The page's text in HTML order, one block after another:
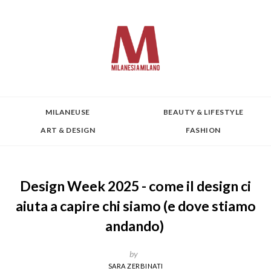
MILANEUSE
BEAUTY & LIFESTYLE
ART & DESIGN
FASHION
Design Week 2025 - come il design ci
aiuta a capire chi siamo (e dove stiamo
andando)
by
SARA ZERBINATI